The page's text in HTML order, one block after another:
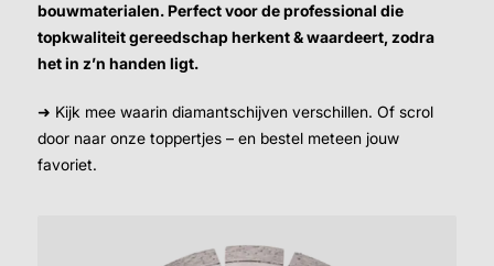
bouwmaterialen. Perfect voor de professional die
topkwaliteit gereedschap herkent & waardeert, zodra
het in z’n handen ligt.
➜ Kijk mee waarin diamantschijven verschillen. Of scrol
door naar onze toppertjes – en bestel meteen jouw
favoriet.